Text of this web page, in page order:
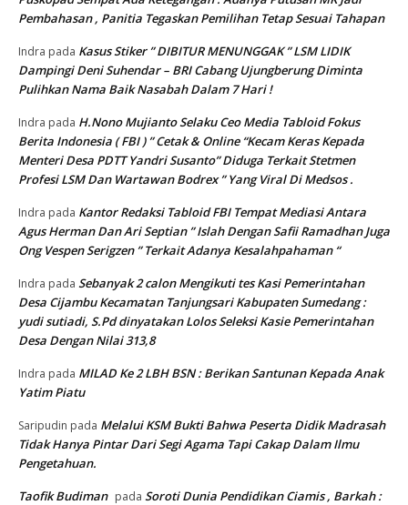
Pembahasan , Panitia Tegaskan Pemilihan Tetap Sesuai Tahapan
Indra pada Kasus Stiker ” DIBITUR MENUNGGAK ” LSM LIDIK
Dampingi Deni Suhendar – BRI Cabang Ujungberung Diminta
Pulihkan Nama Baik Nasabah Dalam 7 Hari !
Indra pada H.Nono Mujianto Selaku Ceo Media Tabloid Fokus
Berita Indonesia ( FBI ) ” Cetak & Online “Kecam Keras Kepada
Menteri Desa PDTT Yandri Susanto” Diduga Terkait Stetmen
Profesi LSM Dan Wartawan Bodrex ” Yang Viral Di Medsos .
Indra pada Kantor Redaksi Tabloid FBI Tempat Mediasi Antara
Agus Herman Dan Ari Septian ” Islah Dengan Safii Ramadhan Juga
Ong Vespen Serigzen ” Terkait Adanya Kesalahpahaman “
Indra pada Sebanyak 2 calon Mengikuti tes Kasi Pemerintahan
Desa Cijambu Kecamatan Tanjungsari Kabupaten Sumedang :
yudi sutiadi, S.Pd dinyatakan Lolos Seleksi Kasie Pemerintahan
Desa Dengan Nilai 313,8
Indra pada MILAD Ke 2 LBH BSN : Berikan Santunan Kepada Anak
Yatim Piatu
Saripudin pada Melalui KSM Bukti Bahwa Peserta Didik Madrasah
Tidak Hanya Pintar Dari Segi Agama Tapi Cakap Dalam Ilmu
Pengetahuan.
Taofik Budiman pada Soroti Dunia Pendidikan Ciamis , Barkah :